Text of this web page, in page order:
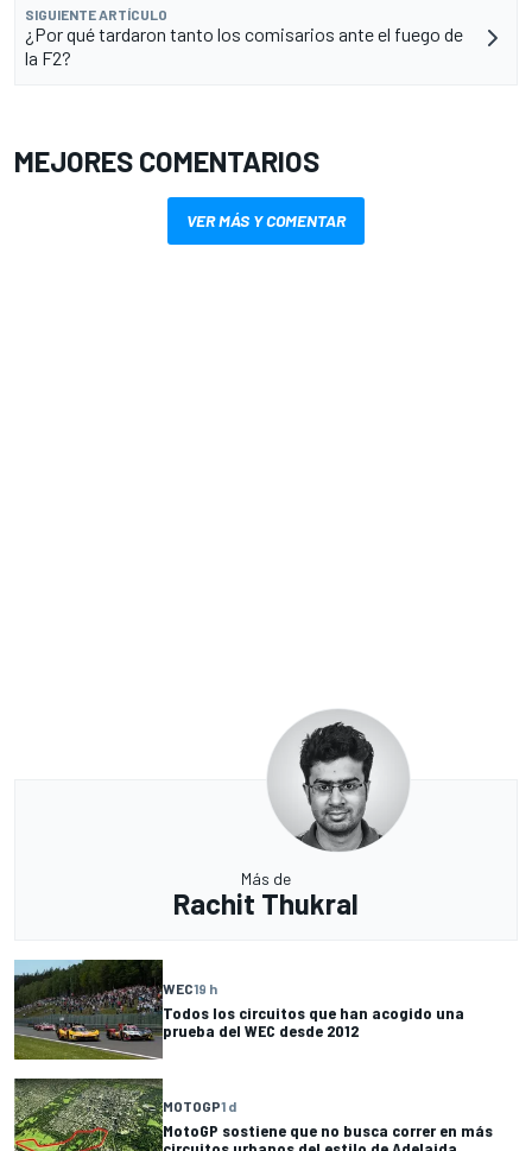
SIGUIENTE ARTÍCULO
¿Por qué tardaron tanto los comisarios ante el fuego de
la F2?
MEJORES COMENTARIOS
VER MÁS Y COMENTAR
Más de
Rachit Thukral
WEC19 h
Todos los circuitos que han acogido una
prueba del WEC desde 2012
MOTOGP1 d
MotoGP sostiene que no busca correr en más